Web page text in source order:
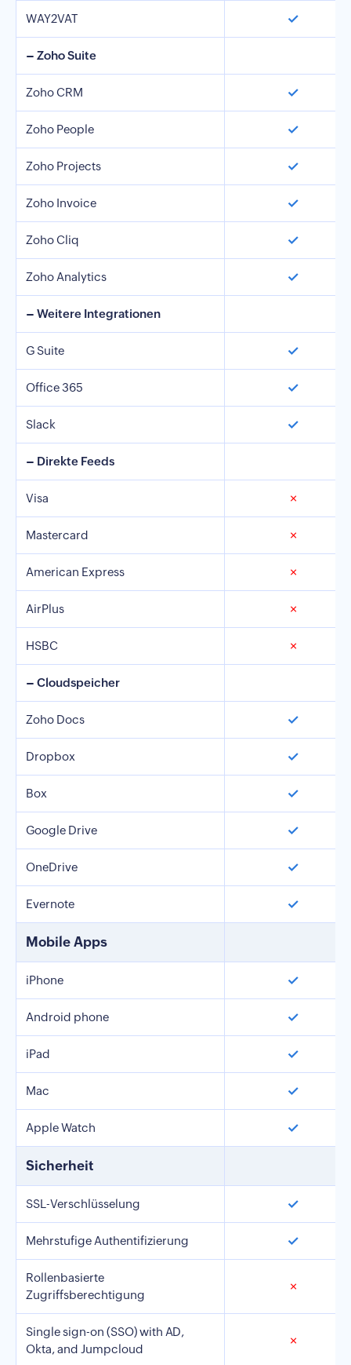
WAY2VAT ✓
– Zoho Suite
Zoho CRM ✓
Zoho People ✓
Zoho Projects ✓
Zoho Invoice ✓
Zoho Cliq ✓
Zoho Analytics ✓
– Weitere Integrationen
G Suite ✓
Office 365 ✓
Slack ✓
– Direkte Feeds
Visa ✗
Mastercard ✗
American Express ✗
AirPlus ✗
HSBC ✗
– Cloudspeicher
Zoho Docs ✓
Dropbox ✓
Box ✓
Google Drive ✓
OneDrive ✓
Evernote ✓
Mobile Apps
iPhone ✓
Android phone ✓
iPad ✓
Mac ✓
Apple Watch ✓
Sicherheit
SSL-Verschlüsselung ✓
Mehrstufige Authentifizierung ✓
Rollenbasierte
Zugriffsberechtigung
✗
Single sign-on (SSO) with AD,
Okta, and Jumpcloud
✗